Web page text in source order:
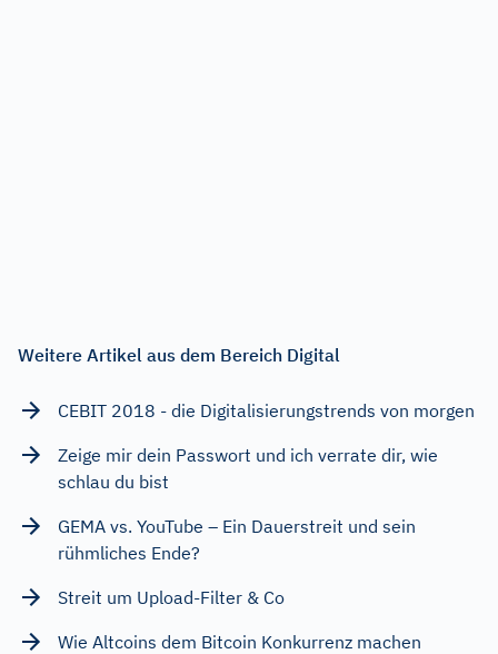
Weitere Artikel aus dem Bereich Digital
CEBIT 2018 - die Digitalisierungstrends von morgen
Zeige mir dein Passwort und ich verrate dir, wie
schlau du bist
GEMA vs. YouTube – Ein Dauerstreit und sein
rühmliches Ende?
Streit um Upload-Filter & Co
Wie Altcoins dem Bitcoin Konkurrenz machen